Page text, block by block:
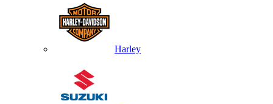
Harley